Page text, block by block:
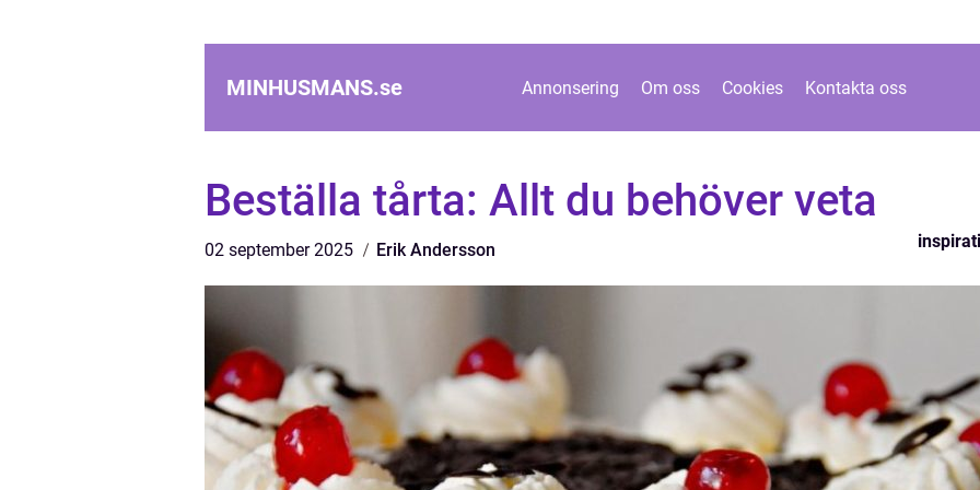
MINHUSMANS.se Annonsering Om oss Cookies Kontakta oss
Beställa tårta: Allt du behöver veta
02 september 2025 Erik Andersson